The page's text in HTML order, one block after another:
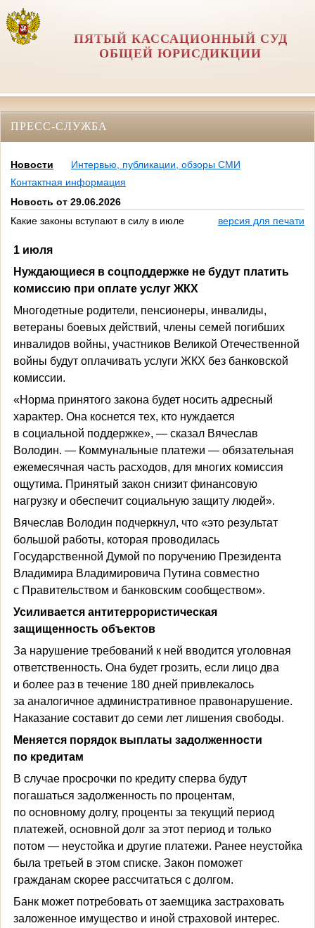
ПЯТЫЙ КАССАЦИОННЫЙ СУД
ОБЩЕЙ ЮРИСДИКЦИИ
ПРЕСС-СЛУЖБА
Новости
Интервью, публикации, обзоры СМИ
Контактная информация
Новость от 29.06.2026
Какие законы вступают в силу в июле
версия для печати
1 июля
Нуждающиеся в соцподдержке не будут платить
комиссию при оплате услуг ЖКХ
Многодетные родители, пенсионеры, инвалиды,
ветераны боевых действий, члены семей погибших
инвалидов войны, участников Великой Отечественной
войны будут оплачивать услуги ЖКХ без банковской
комиссии.
«Норма принятого закона будет носить адресный
характер. Она коснется тех, кто нуждается
в социальной поддержке», — сказал Вячеслав
Володин. — Коммунальные платежи — обязательная
ежемесячная часть расходов, для многих комиссия
ощутима. Принятый закон снизит финансовую
нагрузку и обеспечит социальную защиту людей».
Вячеслав Володин подчеркнул, что «это результат
большой работы, которая проводилась
Государственной Думой по поручению Президента
Владимира Владимировича Путина совместно
с Правительством и банковским сообществом».
Усиливается антитеррористическая
защищенность объектов
За нарушение требований к ней вводится уголовная
ответственность. Она будет грозить, если лицо два
и более раз в течение 180 дней привлекалось
за аналогичное административное правонарушение.
Наказание составит до семи лет лишения свободы.
Меняется порядок выплаты задолженности
по кредитам
В случае просрочки по кредиту сперва будут
погашаться задолженность по процентам,
по основному долгу, проценты за текущий период
платежей, основной долг за этот период и только
потом — неустойка и другие платежи. Ранее неустойка
была третьей в этом списке. Закон поможет
гражданам скорее рассчитаться с долгом.
Банк может потребовать от заемщика застраховать
заложенное имущество и иной страховой интерес.